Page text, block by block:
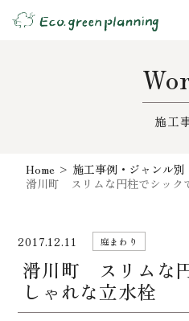
施工
Home > 施工事例・ジャンル別
滑川町 スリムな円柱でシック
2017.12.11 庭まわり
滑川町 スリムな
しゃれな立水栓